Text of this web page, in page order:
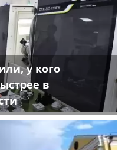
у кого
в